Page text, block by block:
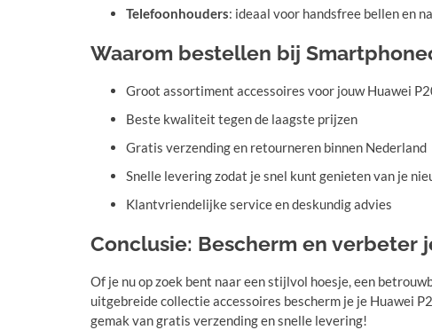
Telefoonhouders: ideaal voor handsfree bellen en
Waarom bestellen bij
Groot assortiment accessoires voor jouw Huawei
Beste kwaliteit tegen de laagste prijzen
Gratis verzending en retourneren binnen Nederland
Snelle levering zodat je snel kunt genieten van je
Klantvriendelijke service en deskundig advies
Conclusie: Bescherm en verbeter
Of je nu op zoek bent naar een stijlvol hoesje, een
uitgebreide collectie accessoires bescherm je je Huawei
gemak van gratis verzending en snelle levering!